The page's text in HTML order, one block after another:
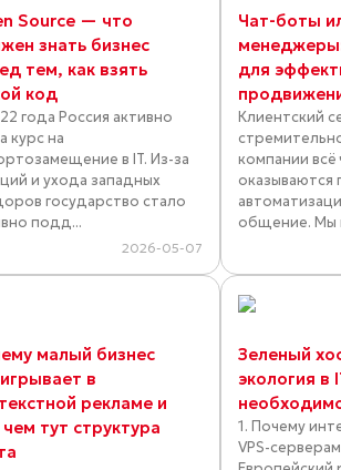
Source — что
знать бизнес
тем, как взять
код
года Россия активно
курс на
в IT. Из-за
и ухода западных
государство стало
подд...
2026-05-07
Чат-боты
для
Клиентский
компании
общение. Мы
малый бизнес
в
рекламе и
тут структура
Зеленый
экология в
1. Почему
VPS-